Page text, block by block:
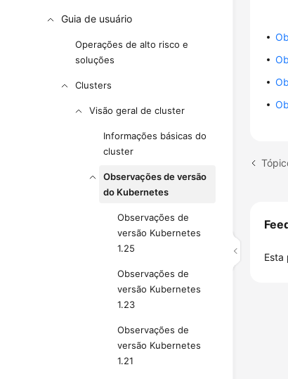
Guia de usuário
Operações de alto risco e
soluções
Clusters
Visão geral de cluster
Informações básicas do
cluster
Observações de versão
do Kubernetes
Observações de
versão Kubernetes
1.25
Observações de
versão Kubernetes
1.23
Observações de
versão Kubernetes
1.21
Esta